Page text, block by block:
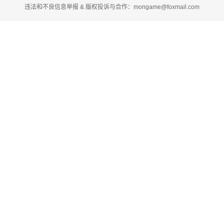
违法和不良信息举报 & 版权投诉与合作：mongame@foxmail.com